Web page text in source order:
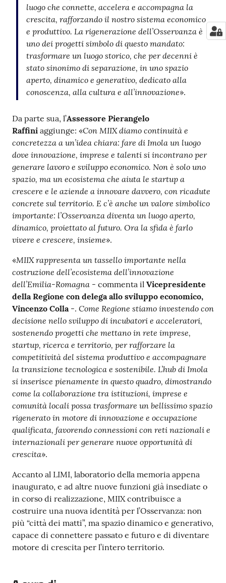
luogo che connette, accelera e accompagna la
crescita, rafforzando il nostro sistema economico
e produttivo. La rigenerazione dell’Osservanza è
uno dei progetti simbolo di questo mandato:
trasformare un luogo storico, che per decenni è
stato sinonimo di separazione, in uno spazio
aperto, dinamico e generativo, dedicato alla
conoscenza, alla cultura e all’innovazione».
Da parte sua, l’Assessore Pierangelo
Raffini aggiunge: «Con MIIX diamo continuità e
concretezza a un’idea chiara: fare di Imola un luogo
dove innovazione, imprese e talenti si incontrano per
generare lavoro e sviluppo economico. Non è solo uno
spazio, ma un ecosistema che aiuta le startup a
crescere e le aziende a innovare davvero, con ricadute
concrete sul territorio. E c’è anche un valore simbolico
importante: l’Osservanza diventa un luogo aperto,
dinamico, proiettato al futuro. Ora la sfida è farlo
vivere e crescere, insieme».
«MIIX rappresenta un tassello importante nella
costruzione dell’ecosistema dell’innovazione
dell’Emilia-Romagna - commenta il Vicepresidente
della Regione con delega allo sviluppo economico,
Vincenzo Colla-. Come Regione stiamo investendo con
decisione nello sviluppo di incubatori e acceleratori,
sostenendo progetti che mettano in rete imprese,
startup, ricerca e territorio, per rafforzare la
competitività del sistema produttivo e accompagnare
la transizione tecnologica e sostenibile. L’hub di Imola
si inserisce pienamente in questo quadro, dimostrando
come la collaborazione tra istituzioni, imprese e
comunità locali possa trasformare un bellissimo spazio
rigenerato in motore di innovazione e occupazione
qualificata, favorendo connessioni con reti nazionali e
internazionali per generare nuove opportunità di
crescita».
Accanto al LIMI, laboratorio della memoria appena
inaugurato, e ad altre nuove funzioni già insediate o
in corso di realizzazione, MIIX contribuisce a
costruire una nuova identità per l’Osservanza: non
più “città dei matti”, ma spazio dinamico e generativo,
capace di connettere passato e futuro e di diventare
motore di crescita per l’intero territorio.